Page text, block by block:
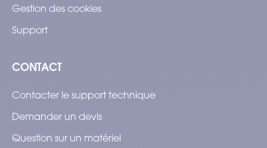
Gestion des cookies
Support
CONTACT
Contacter le support technique
Demander un devis
Question sur un matériel